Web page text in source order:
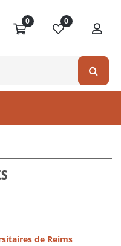
0 0
de Reims